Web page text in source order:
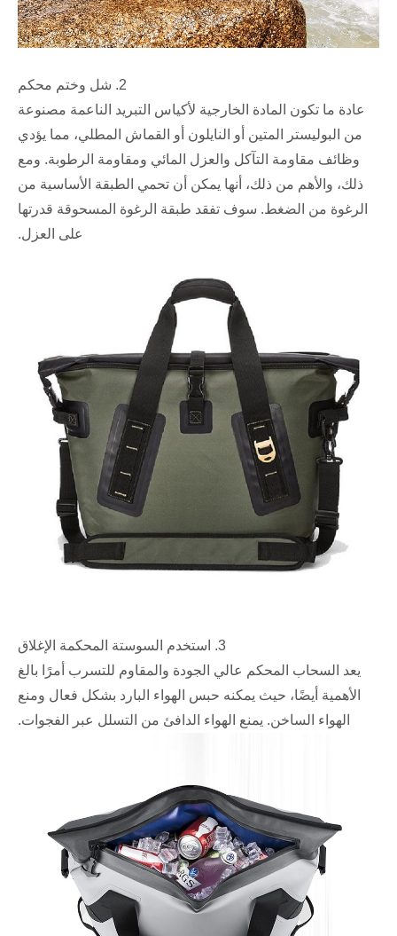
2. شل وختم محكم
عادة ما تكون المادة الخارجية لأكياس التبريد الناعمة مصنوعة
من البوليستر المتين أو النايلون أو القماش المطلي، مما يؤدي
وظائف مقاومة التآكل والعزل المائي ومقاومة الرطوبة. ومع
ذلك، والأهم من ذلك، أنها يمكن أن تحمي الطبقة الأساسية من
الرغوة من الضغط. سوف تفقد طبقة الرغوة المسحوقة قدرتها
على العزل.
3. استخدم السوستة المحكمة الإغلاق
يعد السحاب المحكم عالي الجودة والمقاوم للتسرب أمرًا بالغ
الأهمية أيضًا، حيث يمكنه حبس الهواء البارد بشكل فعال ومنع
الهواء الساخن. يمنع الهواء الدافئ من التسلل عبر الفجوات.